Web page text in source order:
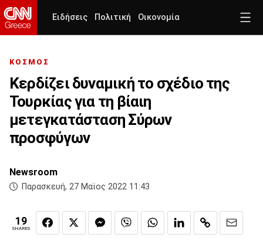
Ειδήσεις Πολιτική Οικονομία
ΚΟΣΜΟΣ
Κερδίζει δυναμική το σχέδιο της
Τουρκίας για τη βίαιη
μετεγκατάσταση Σύρων
προσφύγων
Newsroom
Παρασκευή, 27 Μαϊος 2022 11:43
19
SHARES